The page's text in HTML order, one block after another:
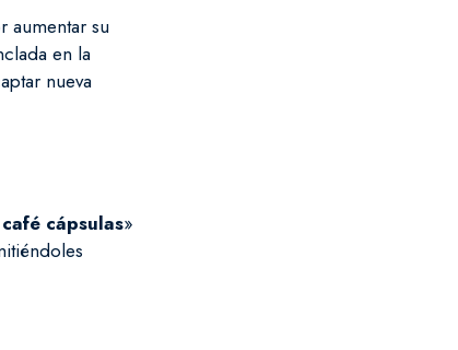
aumentar su
en la
nueva
cápsulas»